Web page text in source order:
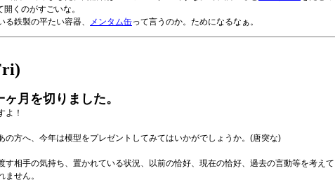
くのがすごいな。
鉄製の平たい容器、
メンタム缶って言うのか。ためになるなぁ。
月を切りました。
よ！
の方へ、今年は模型をプレゼントしてみてはいかがでしょうか。(唐突な)
す相手の気持ち、置かれている状況、以前の恰好、現在の恰好、過去の言動等を考え
せん。